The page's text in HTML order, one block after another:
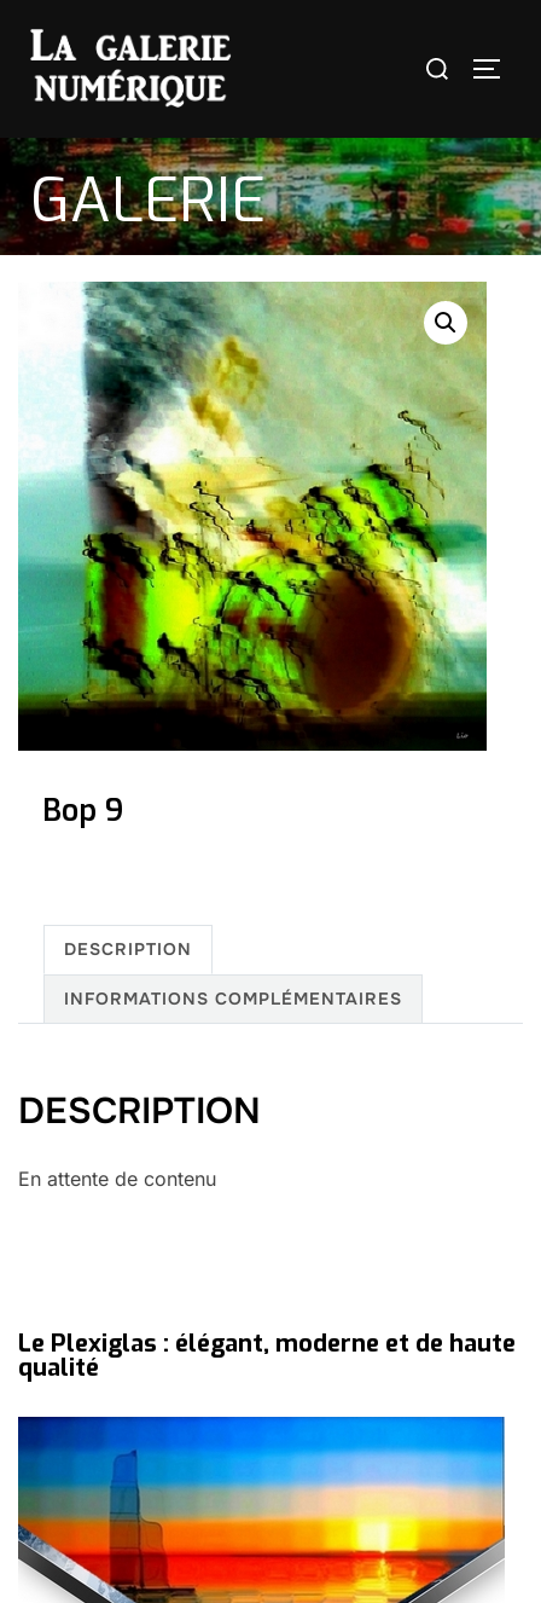
GALERIE
Bop 9
DESCRIPTION
INFORMATIONS COMPLÉMENTAIRES
DESCRIPTION
En attente de contenu
Le Plexiglas : élégant, moderne et de haute
qualité